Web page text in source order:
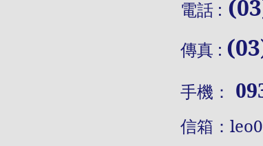
電話 :
傳真 :
手機：
信箱：